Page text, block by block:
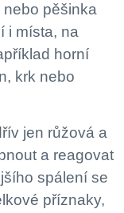
nebo pěšinka
i místa, na
horní
krk nebo
jen růžová a
a reagovat
spálení se
příznaky,